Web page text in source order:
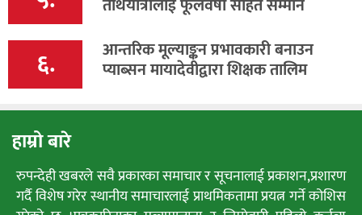
६. आन्तरिक मूल्याङ्कन प्रभावकारी बनाउन
प्याब्सन मायादेवीद्वारा शिक्षक तालिम
हाम्रो बारे
रुपन्देही खबरले सवै प्रकारका समाचार र सूचनालाई प्रकाशन,प्रशारण
गर्दै विशेष गरेर स्थानीय समाचारलाई प्राथमिकतामा प्रयत्न गर्ने कोशिस